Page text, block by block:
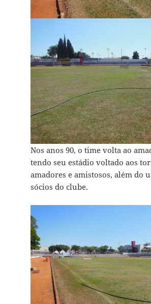
Nos anos 90, o time volta ao
tendo seu estádio voltado aos
amadores e amistosos, além do
sócios do clube.